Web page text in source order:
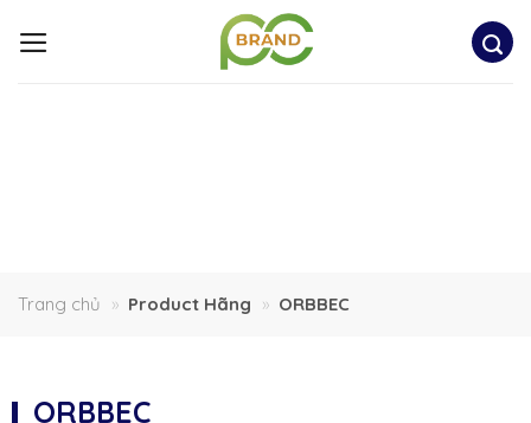
qua
Trang chủ » Product Hãng » ORBBEC
ORBBEC